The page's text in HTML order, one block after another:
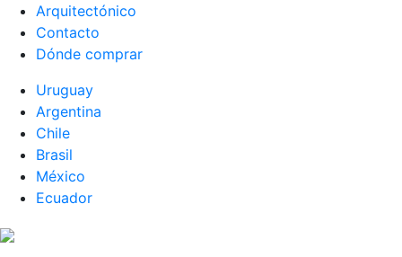
Arquitectónico
Contacto
Dónde comprar
Uruguay
Argentina
Chile
Brasil
México
Ecuador